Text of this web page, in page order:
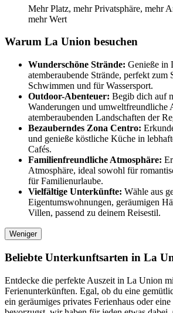
Mehr Platz, mehr Privatsphäre, mehr
mehr Wert
Warum La Union besuchen
Wunderschöne Strände: Genieße in
atemberaubende Strände, perfekt zum
Schwimmen und für Wassersport.
Outdoor-Abenteuer: Begib dich auf
Wanderungen und umweltfreundliche
atemberaubenden Landschaften der
Bezauberndes Zona Centro:
und genieße köstliche Küche in
Cafés.
Familienfreundliche Atmosphäre:
Atmosphäre, ideal sowohl für
für Familienurlaube.
Vielfältige Unterkünfte: Wähle aus
Eigentumswohnungen, geräumigen
Villen, passend zu deinem Reisestil.
Weniger
Beliebte Unterkunftsarten in La
Entdecke die perfekte Auszeit in La Union
Ferienunterkünften. Egal, ob du eine
ein geräumiges privates Ferienhaus oder